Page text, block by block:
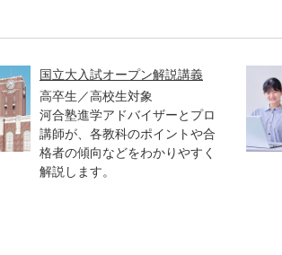
国立大入試オープン解説講義
高卒生／高校生対象
河合塾進学アドバイザーとプロ
講師が、各教科のポイントや合
格者の傾向などをわかりやすく
解説します。